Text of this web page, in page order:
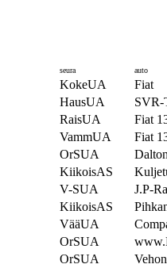
seura auto
KokeUA
Fiat
HausUA
SVR-
RaisUA
Fiat
VammUA
Fiat
OrSUA
KiikoisAS
V-SUA
J.P-
KiikoisAS
VääUA
OrSUA
OrSUA